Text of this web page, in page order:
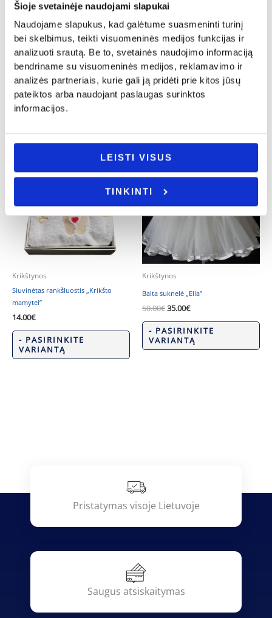
Šioje svetainėje naudojami slapukai
Naudojame slapukus, kad galėtume suasmeninti turinį
bei skelbimus, teikti visuomeninės medijos funkcijas ir
analizuoti srautą. Be to, svetainės naudojimo informaciją
bendriname su visuomeninės medijos, reklamavimo ir
analizės partneriais, kurie gali ją pridėti prie kitos jūsų
pateiktos arba naudojant paslaugas surinktos
informacijos.
LEISTI VISUS
TINKINTI
Krikštynos
Puodelis dekoruotas modelinu
„Zuikutis”
24.00€
Į KREPŠELĮ
Krikštynos
Kostiumėlis berniukui „Kristupas”
22.00€
- PASIRINKITE
VARIANTĄ
Krikštynos
Siuvinėtas rankšluostis „Krikšto
mamytei”
14.00€
- PASIRINKITE
VARIANTĄ
Krikštynos
Balta suknelė „Ella”
50.00€
price
was:
50.00€.
35.00€
is:
35.00€.
- PASIRINKITE
VARIANTĄ
Pristatymas visoje Lietuvoje
Saugus atsiskaitymas